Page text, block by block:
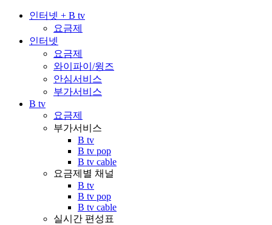
인터넷 + B tv
요금제
인터넷
요금제
와이파이/윙즈
안심서비스
부가서비스
B tv
요금제
부가서비스
B tv
B tv pop
B tv cable
요금제별 채널
B tv
B tv pop
B tv cable
실시간 편성표